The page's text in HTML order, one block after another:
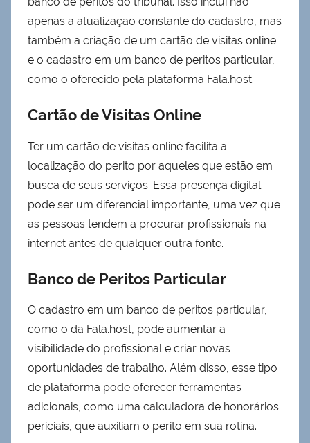
apenas a atualização constante do cadastro, mas
também a criação de um cartão de visitas online
e o cadastro em um banco de peritos particular,
como o oferecido pela plataforma Fala.host.
Cartão de Visitas Online
Ter um cartão de visitas online facilita a
localização do perito por aqueles que estão em
busca de seus serviços. Essa presença digital
pode ser um diferencial importante, uma vez que
as pessoas tendem a procurar profissionais na
internet antes de qualquer outra fonte.
Banco de Peritos Particular
O cadastro em um banco de peritos particular,
como o da Fala.host, pode aumentar a
visibilidade do profissional e criar novas
oportunidades de trabalho. Além disso, esse tipo
de plataforma pode oferecer ferramentas
adicionais, como uma calculadora de honorários
periciais, que auxiliam o perito em sua rotina.